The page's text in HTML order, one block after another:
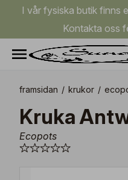
I vår fysiska butik finns
Kontakta oss
framsidan / krukor /
Kruka
Ecopots